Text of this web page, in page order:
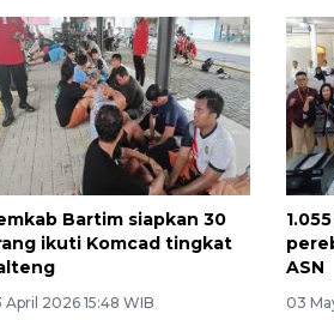
Bartim siapkan 30
ikuti Komcad tingkat
April 2026 15:48 WIB
ASN
03